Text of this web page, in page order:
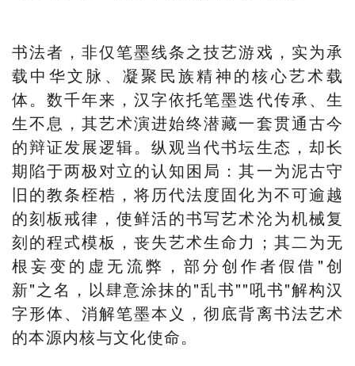
书法者，非仅笔墨线条之技艺游戏，实为承
载中华文脉、凝聚民族精神的核心艺术载
体。数千年来，汉字依托笔墨迭代传承、生
生不息，其艺术演进始终潜藏一套贯通古今
的辩证发展逻辑。纵观当代书坛生态，却长
期陷于两极对立的认知困局：其一为泥古守
旧的教条桎梏，将历代法度固化为不可逾越
的刻板戒律，使鲜活的书写艺术沦为机械复
刻的程式模板，丧失艺术生命力；其二为无
根妄变的虚无流弊，部分创作者假借"创
新"之名，以肆意涂抹的"乱书""吼书"解构汉
字形体、消解笔墨本义，彻底背离书法艺术
的本源内核与文化使命。